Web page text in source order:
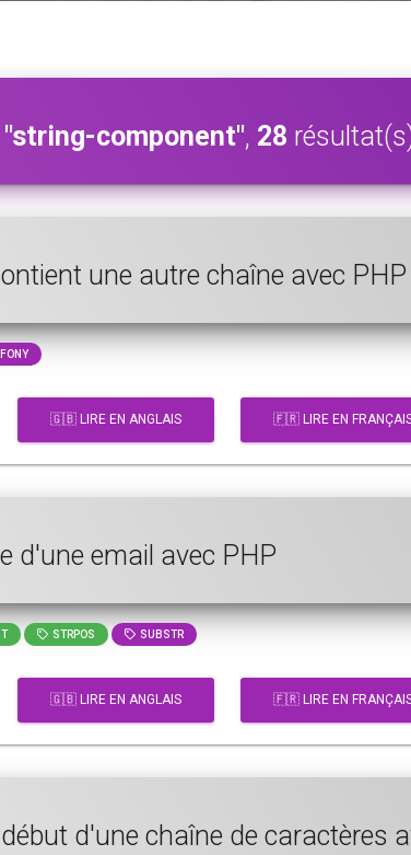
"string-component", 28
une autre chaîne avec PHP
🇬🇧 LIRE EN ANGLAIS 🇫🇷 LIRE EN
d'une email avec PHP
STRPOS SUBSTR
🇬🇧 LIRE EN ANGLAIS 🇫🇷 LIRE EN
d'une chaîne de caractères